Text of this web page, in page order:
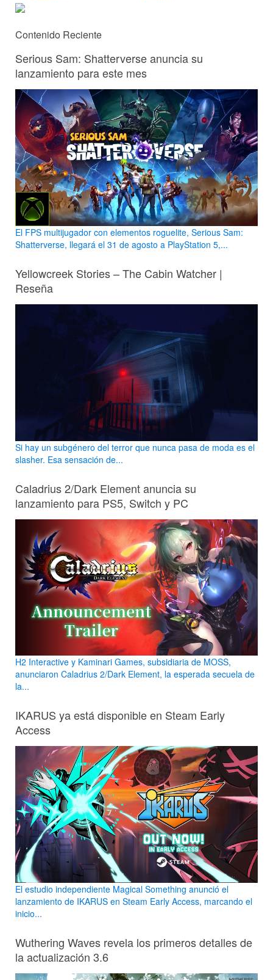
Contenido Reciente
Serious Sam: Shatterverse anuncia su
lanzamiento para este mes
El FPS multijugador con elementos roguelite, Serious Sam:
Shatterverse, llegará el 31 de agosto a PlayStation 5,...
Yellowcreek Stories – The Cabin Watcher |
Reseña
Si hay un subgénero del terror que nunca pasa de moda es el
slasher. Esa sensación de...
Caladrius 2/Dark Element anuncia su
lanzamiento para PS5, Switch y PC
H2 Interactive y Kaminari Games, subsidiaria de MOSS,
anunciaron Caladrius 2/Dark Element, la esperada secuela de
la...
IKARUS ya está disponible en Steam Early
Access
El estudio independiente Magical Something anunció el
lanzamiento de IKARUS en Steam Early Access, marcando el
inicio...
Wuthering Waves revela los primeros detalles de
la actualización 3.6